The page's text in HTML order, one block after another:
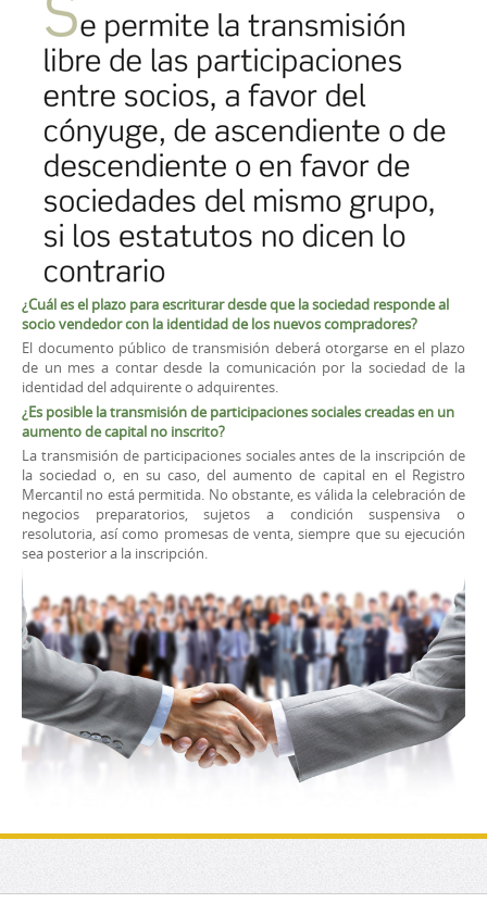
¿Cuál es el plazo para escriturar desde que la sociedad responde al
socio vendedor con la identidad de los nuevos compradores?
El documento público de transmisión deberá otorgarse en el plazo
de un mes a contar desde la comunicación por la sociedad de la
identidad del adquirente o adquirentes.
¿Es posible la transmisión de participaciones sociales creadas en un
aumento de capital no inscrito?
La transmisión de participaciones sociales antes de la inscripción de
la sociedad o, en su caso, del aumento de capital en el Registro
Mercantil no está permitida. No obstante, es válida la celebración de
negocios preparatorios, sujetos a condición suspensiva o
resolutoria, así como promesas de venta, siempre que su ejecución
sea posterior a la inscripción.